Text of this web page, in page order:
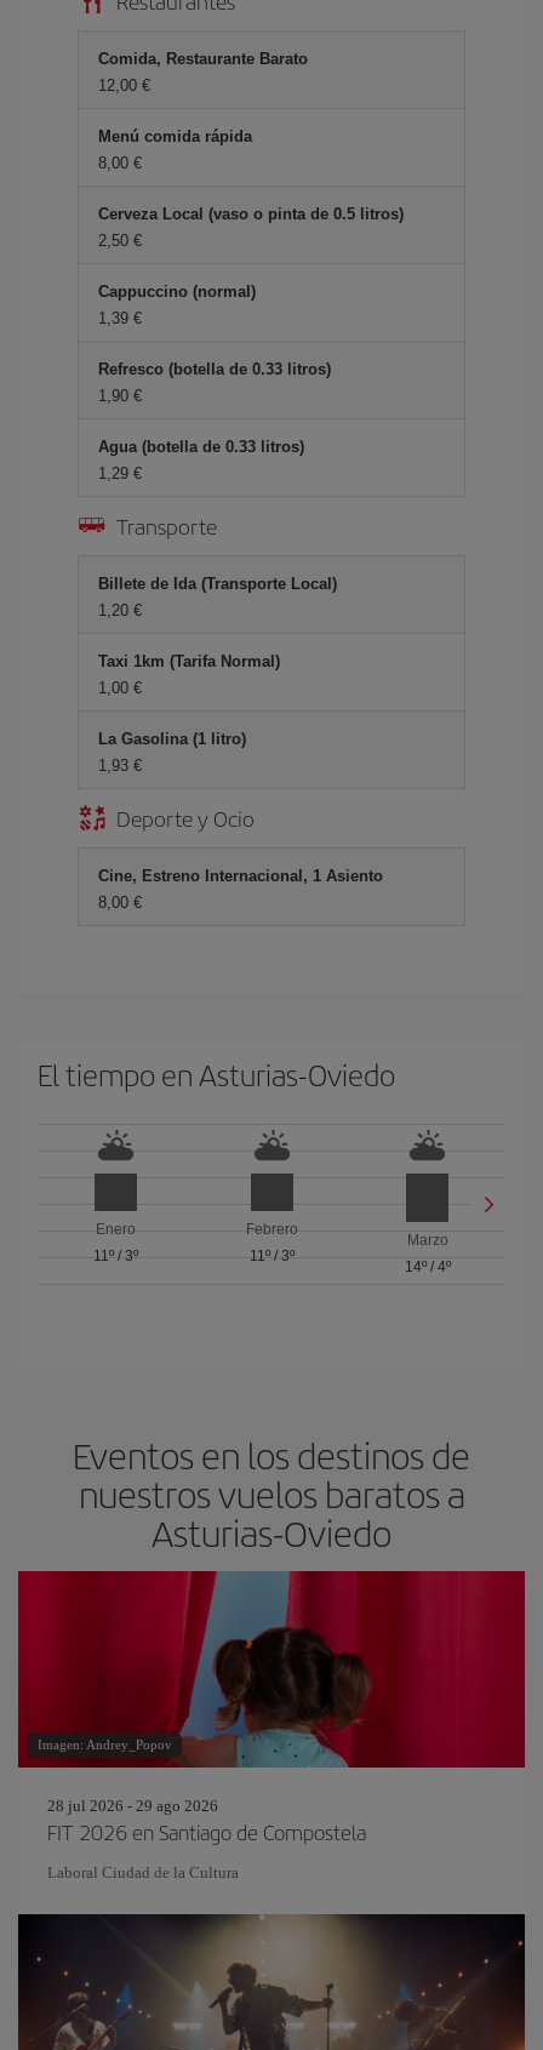
Comida, Restaurante Barato
12,00
Menú comida rápida
8,00
Cerveza Local (vaso o pinta de 0.5 litros)
2,50
Cappuccino (normal)
1,39
Refresco (botella de 0.33 litros)
1,90
Agua (botella de 0.33 litros)
1,29
Transporte
Billete de Ida (Transporte Local)
1,20
Taxi 1km (Tarifa Normal)
1,00
La Gasolina (1 litro)
1,93
Deporte y Ocio
Cine, Estreno Internacional, 1 Asiento
8,00
El tiempo en Asturias-Oviedo
Enero
11º/ 3º
Febrero
11º/ 3º
Marzo
14º/ 4º
Eventos en los destinos de
nuestros vuelos baratos a
Asturias-Oviedo
Imagen: Andrey_Popov
28 jul 2026 - 29 ago 2026
FIT 2026 en Santiago de Compostela
Laboral Ciudad de la Cultura